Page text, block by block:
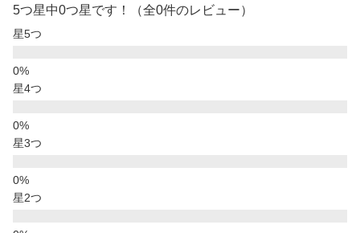
5つ星中0つ星です！（全0件のレビュー）
星5つ
星4つ
星3つ
星2つ